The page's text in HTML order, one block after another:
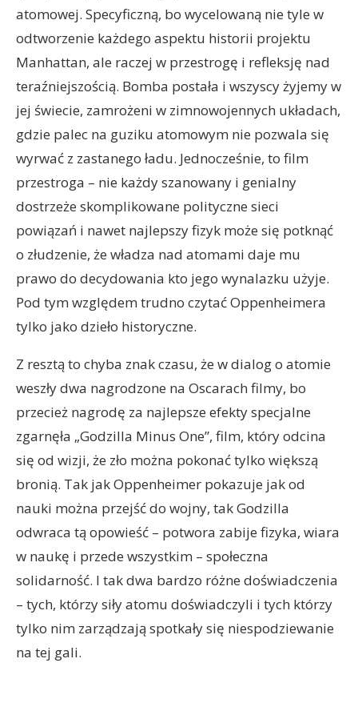
atomowej. Specyficzną, bo wycelowaną nie tyle w
odtworzenie każdego aspektu historii projektu
Manhattan, ale raczej w przestrogę i refleksję nad
teraźniejszością. Bomba postała i wszyscy żyjemy w
jej świecie, zamrożeni w zimnowojennych układach,
gdzie palec na guziku atomowym nie pozwala się
wyrwać z zastanego ładu. Jednocześnie, to film
przestroga – nie każdy szanowany i genialny
dostrzeże skomplikowane polityczne sieci
powiązań i nawet najlepszy fizyk może się potknąć
o złudzenie, że władza nad atomami daje mu
prawo do decydowania kto jego wynalazku użyje.
Pod tym względem trudno czytać Oppenheimera
tylko jako dzieło historyczne.
Z resztą to chyba znak czasu, że w dialog o atomie
weszły dwa nagrodzone na Oscarach filmy, bo
przecież nagrodę za najlepsze efekty specjalne
zgarnęła „Godzilla Minus One”, film, który odcina
się od wizji, że zło można pokonać tylko większą
bronią. Tak jak Oppenheimer pokazuje jak od
nauki można przejść do wojny, tak Godzilla
odwraca tą opowieść – potwora zabije fizyka, wiara
w naukę i przede wszystkim – społeczna
solidarność. I tak dwa bardzo różne doświadczenia
– tych, którzy siły atomu doświadczyli i tych którzy
tylko nim zarządzają spotkały się niespodziewanie
na tej gali.